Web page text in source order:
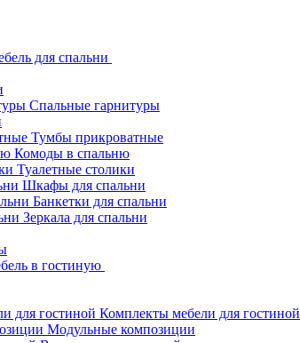
для спальни
Спальные гарнитуры
Тумбы прикроватные
Комоды в спальню
Туалетные столики
Шкафы для спальни
Банкетки для спальни
Зеркала для спальни
в гостиную
Комплекты мебели для гостиной
Модульные композиции